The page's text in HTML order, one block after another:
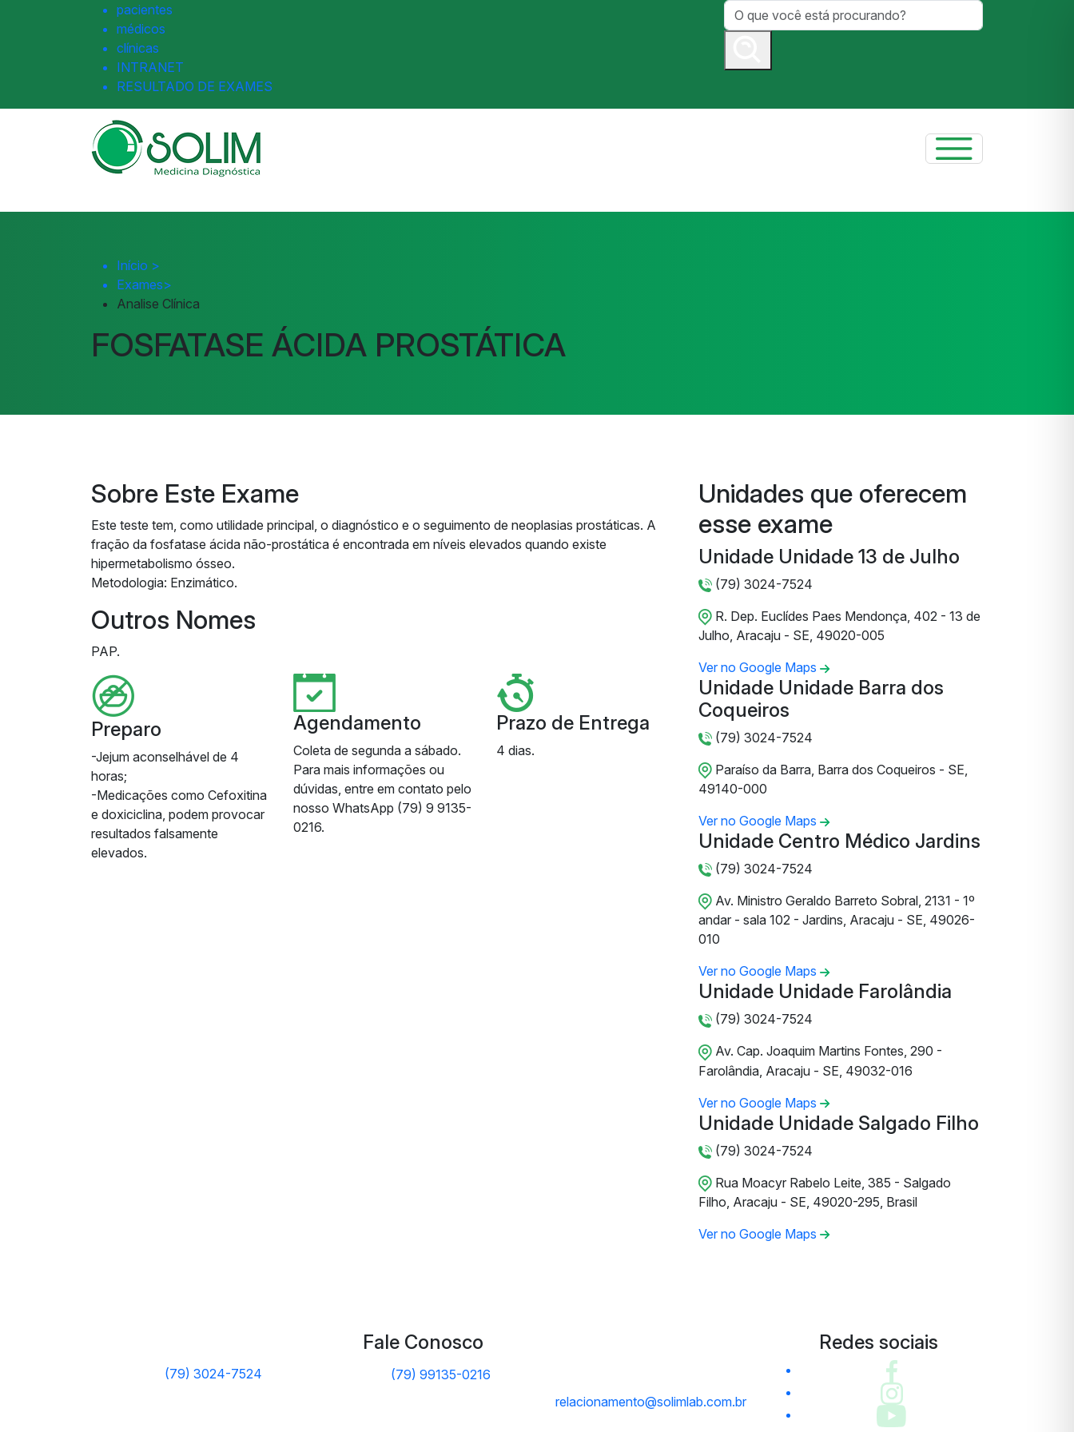
pacientes
médicos
clínicas
INTRANET
RESULTADO DE EXAMES
Início >
Exames>
Analise Clínica
FOSFATASE ÁCIDA PROSTÁTICA
Sobre Este Exame
Este teste tem, como utilidade principal, o diagnóstico e o seguimento de neoplasias prostáticas. A
fração da fosfatase ácida não-prostática é encontrada em níveis elevados quando existe
hipermetabolismo ósseo.
Metodologia: Enzimático.
Outros Nomes
PAP.
Preparo
-Jejum aconselhável de 4
horas;
-Medicações como Cefoxitina
e doxiciclina, podem provocar
resultados falsamente
elevados.
Agendamento
Coleta de segunda a sábado.
Para mais informações ou
dúvidas, entre em contato pelo
nosso WhatsApp (79) 9 9135-
0216.
Prazo de Entrega
4 dias.
Unidades que oferecem
esse exame
Unidade Unidade 13 de Julho
(79) 3024-7524
R. Dep. Euclídes Paes Mendonça, 402 - 13 de
Julho, Aracaju - SE, 49020-005
Ver no Google Maps
Unidade Unidade Barra dos
Coqueiros
(79) 3024-7524
Paraíso da Barra, Barra dos Coqueiros - SE,
49140-000
Ver no Google Maps
Unidade Centro Médico Jardins
(79) 3024-7524
Av. Ministro Geraldo Barreto Sobral, 2131 - 1º
andar - sala 102 - Jardins, Aracaju - SE, 49026-
010
Ver no Google Maps
Unidade Unidade Farolândia
(79) 3024-7524
Av. Cap. Joaquim Martins Fontes, 290 -
Farolândia, Aracaju - SE, 49032-016
Ver no Google Maps
Unidade Unidade Salgado Filho
(79) 3024-7524
Rua Moacyr Rabelo Leite, 385 - Salgado
Filho, Aracaju - SE, 49020-295, Brasil
Ver no Google Maps
Fale Conosco
(79) 3024-7524
(79) 99135-0216
relacionamento@solimlab.com.br
Redes sociais